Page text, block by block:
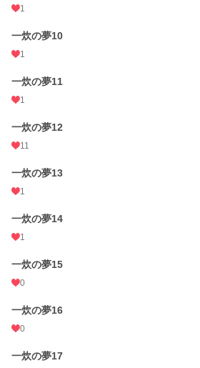
1
一炊の夢10
1
一炊の夢11
1
一炊の夢12
11
一炊の夢13
1
一炊の夢14
1
一炊の夢15
0
一炊の夢16
0
一炊の夢17